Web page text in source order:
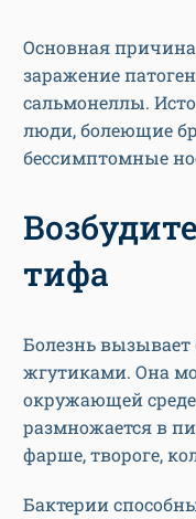
Основная
заражение
сальмонеллы.
люди, болеющие
бессимптомные
тифа
Болезнь вызывает
жгутиками. Она
окружающей
размножается в
фарше, твороге,
Бактерии